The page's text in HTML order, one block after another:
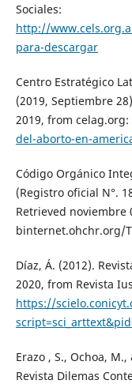
Sociales:
http://
para-descargar
Centro Estratégico
(2019, Septiembre
2019, from celag.org:
del-aborto-en-
Código Orgánico
(Registro oficial N°.
Retrieved noviembre
binternet.ohchr.org/
Díaz, Á. (2012).
2020, from Revista
https://
Erazo , S., Ochoa,
Revista Dilemas